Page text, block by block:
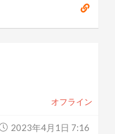
オフライン
2023年4月1日 7:16